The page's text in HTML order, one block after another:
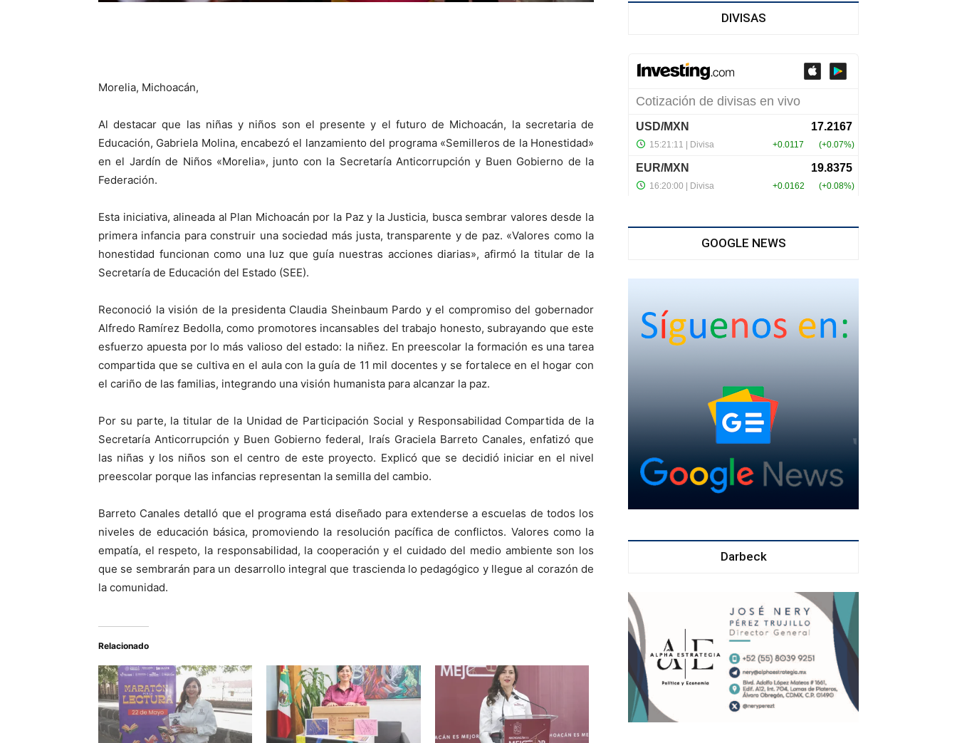
Morelia, Michoacán,
Al destacar que las niñas y niños son el presente y el futuro de Michoacán, la secretaria de
Educación, Gabriela Molina, encabezó el lanzamiento del programa «Semilleros de la Honestidad»
en el Jardín de Niños «Morelia», junto con la Secretaría Anticorrupción y Buen Gobierno de la
Federación.
Esta iniciativa, alineada al Plan Michoacán por la Paz y la Justicia, busca sembrar valores desde la
primera infancia para construir una sociedad más justa, transparente y de paz. «Valores como la
honestidad funcionan como una luz que guía nuestras acciones diarias», afirmó la titular de la
Secretaría de Educación del Estado (SEE).
Reconoció la visión de la presidenta Claudia Sheinbaum Pardo y el compromiso del gobernador
Alfredo Ramírez Bedolla, como promotores incansables del trabajo honesto, subrayando que este
esfuerzo apuesta por lo más valioso del estado: la niñez. En preescolar la formación es una tarea
compartida que se cultiva en el aula con la guía de 11 mil docentes y se fortalece en el hogar con
el cariño de las familias, integrando una visión humanista para alcanzar la paz.
Por su parte, la titular de la Unidad de Participación Social y Responsabilidad Compartida de la
Secretaría Anticorrupción y Buen Gobierno federal, Iraís Graciela Barreto Canales, enfatizó que
las niñas y los niños son el centro de este proyecto. Explicó que se decidió iniciar en el nivel
preescolar porque las infancias representan la semilla del cambio.
Barreto Canales detalló que el programa está diseñado para extenderse a escuelas de todos los
niveles de educación básica, promoviendo la resolución pacífica de conflictos. Valores como la
empatía, el respeto, la responsabilidad, la cooperación y el cuidado del medio ambiente son los
que se sembrarán para un desarrollo integral que trascienda lo pedagógico y llegue al corazón de
la comunidad.
Relacionado
DIVISAS
GOOGLE NEWS
Darbeck